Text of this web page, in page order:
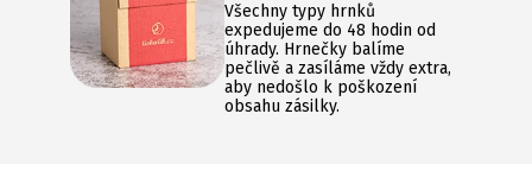
Všechny typy hrnků
expedujeme do 48 hodin od
úhrady. Hrnečky balíme
pečlivě a zasíláme vždy extra,
aby nedošlo k poškození
obsahu zásilky.